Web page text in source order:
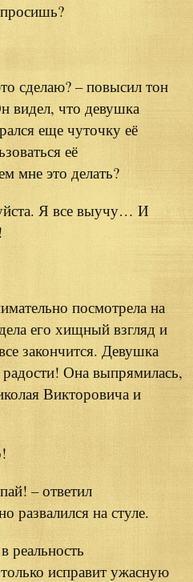
сделаю? – повысил тон
видел, что девушка
еще чуточку её
её
мне это делать?
Я все выучу… И
посмотрела на
его хищный взгляд и
закончится. Девушка
Она выпрямилась,
Викторовича и
– ответил
развалился на стуле.
реальность
исправит ужасную